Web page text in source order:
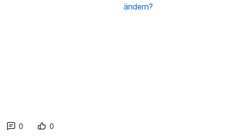
ändern?
0 0